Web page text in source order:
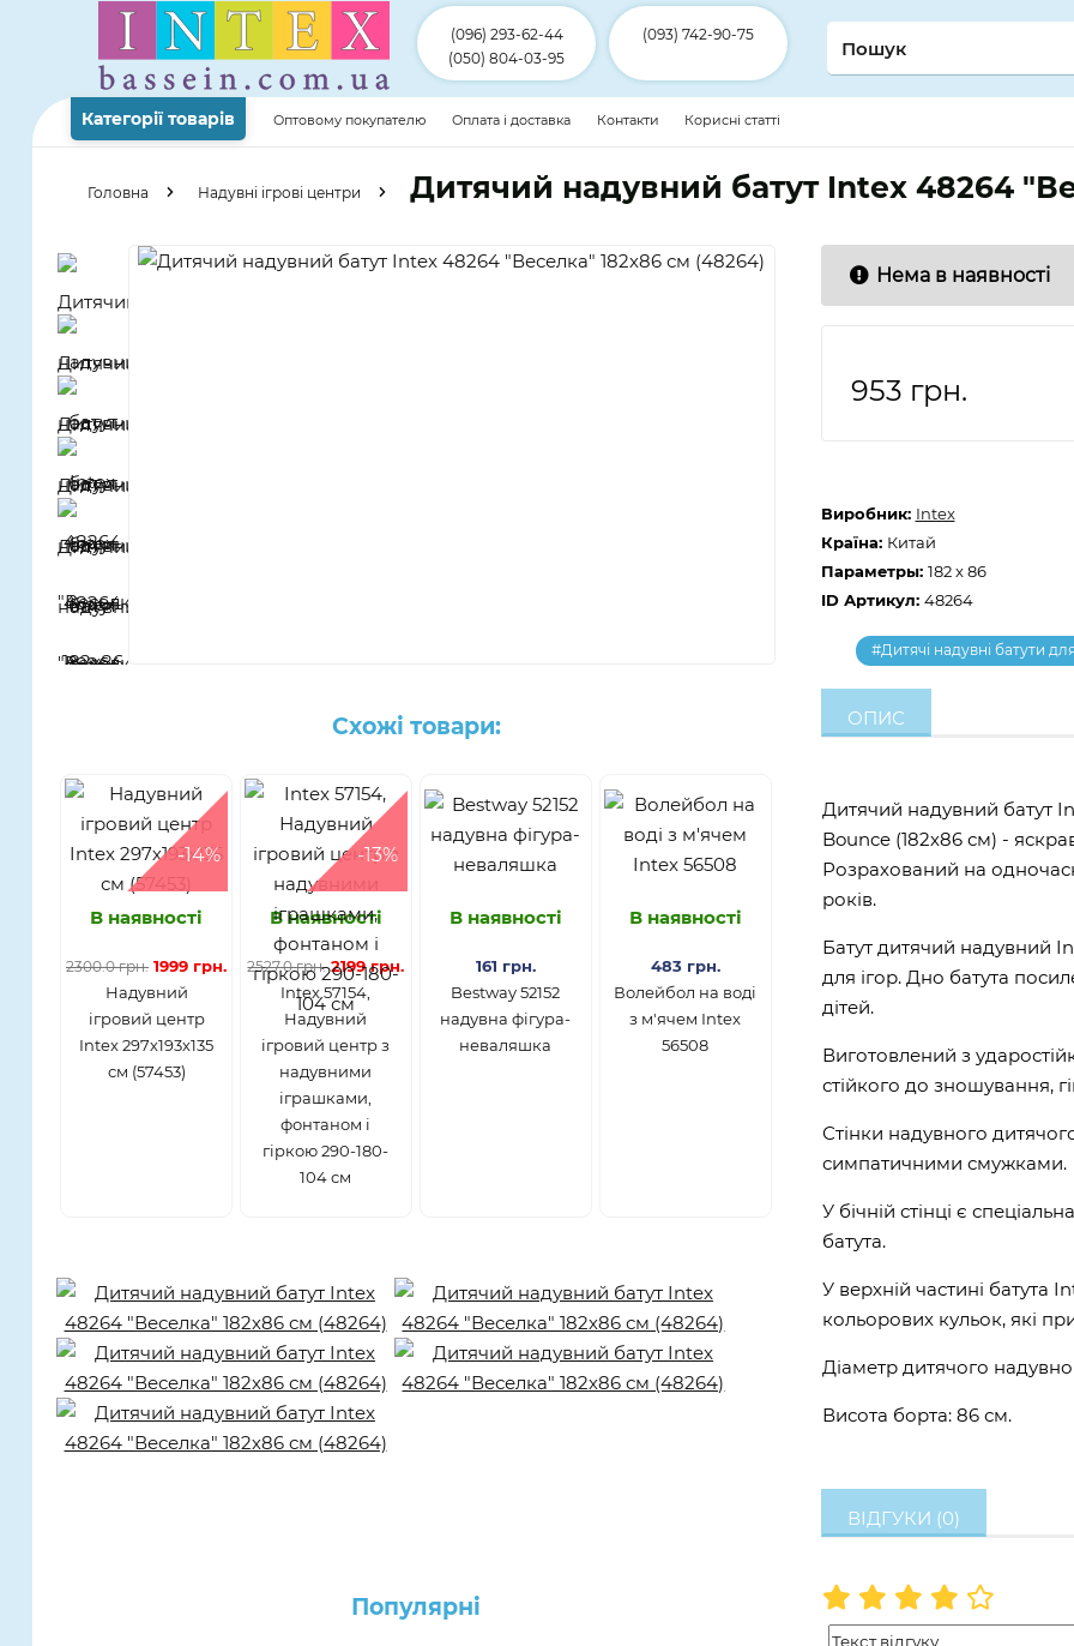
(096) 293-62-44
(050) 804-03-95
(093) 742-90-75
Категорії товарів Оптовому покупателю Оплата і доставка Контакти Корисні статті
Головна Надувні ігрові центри Дитячий надувний батут Intex 48264
Схожі товари:
-14%
В наявності
2300.0 грн. 1999 грн.
Надувний
ігровий центр
Intex 297х193х135
см (57453)
-13%
В наявності
2527.0 грн. 2199 грн.
Intex 57154,
Надувний
ігровий центр з
надувними
іграшками,
фонтаном і
гіркою 290-180-
104 см
В наявності
161 грн.
Bestway 52152
надувна фігура-
неваляшка
В наявності
483 грн.
Волейбол на воді
з м'ячем Intex
56508
Популярнi
Нема в наявності
953 грн.
Виробник: Intex
Країна: Китай
Параметры: 182 x 86
ID Артикул: 48264
#Дитячі надувні батути
ОПИС
Дитячий надувний батут
Bounce (182х86 см) -
Розрахований на
років.
Батут дитячий надувний
для ігор. Дно батута
дітей.
Виготовлений з
стійкого до зношування,
Стінки надувного
симпатичними смужками.
У бічній стінці є
батута.
У верхній частині батута
кольорових кульок, які
Діаметр дитячого
Висота борта: 86 см.
ВІДГУКИ (0)